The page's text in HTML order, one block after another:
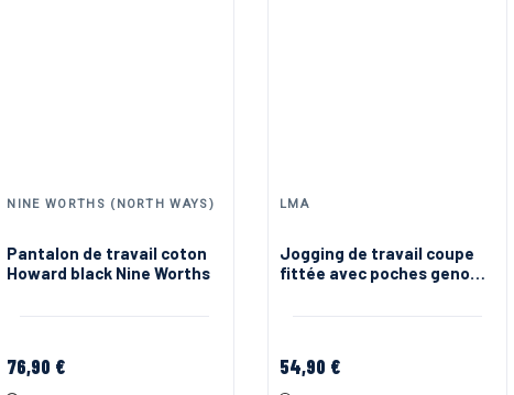
NINE WORTHS (NORTH WAYS)
Pantalon de travail coton
Howard black Nine Worths
76,90 €
LMA
Jogging de travail coupe
fittée avec poches genoux
54,90 €